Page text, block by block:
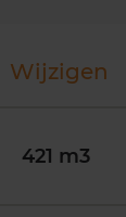
Wijzigen
421 m3